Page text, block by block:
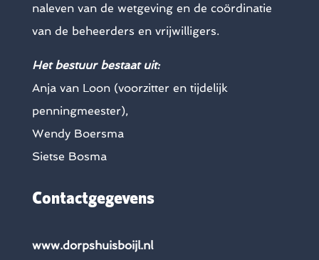
naleven van de wetgeving en de coördinatie
van de beheerders en vrijwilligers.
Het bestuur bestaat uit:
Anja van Loon (voorzitter en tijdelijk
penningmeester),
Wendy Boersma
Sietse Bosma
Contactgegevens
www.dorpshuisboijl.nl